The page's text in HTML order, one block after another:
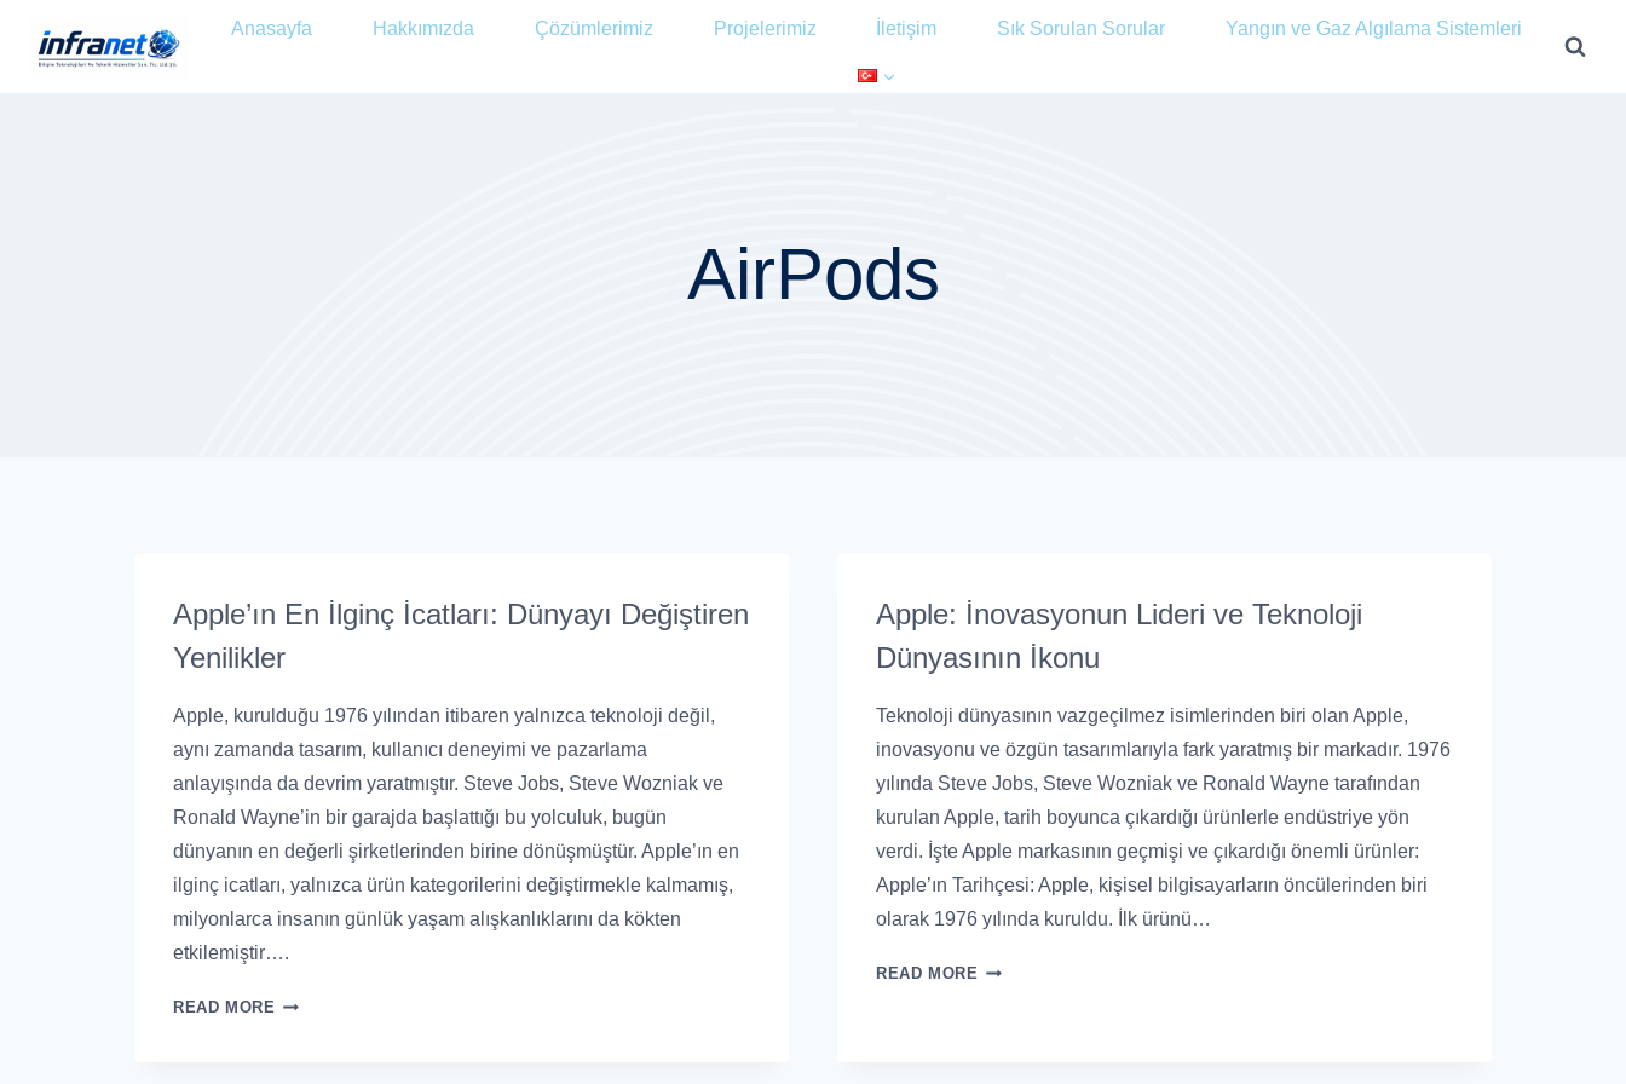
Anasayfa Hakkımızda Çözümlerimiz Projelerimiz İletişim Sık Sorulan Sorular Yangın ve Gaz Algılama Sistemleri
AirPods
Apple’ın En İlginç İcatları: Dünyayı Değiştiren
Yenilikler
Apple, kurulduğu 1976 yılından itibaren yalnızca teknoloji değil,
aynı zamanda tasarım, kullanıcı deneyimi ve pazarlama
anlayışında da devrim yaratmıştır. Steve Jobs, Steve Wozniak ve
Ronald Wayne’in bir garajda başlattığı bu yolculuk, bugün
dünyanın en değerli şirketlerinden birine dönüşmüştür. Apple’ın en
ilginç icatları, yalnızca ürün kategorilerini değiştirmekle kalmamış,
milyonlarca insanın günlük yaşam alışkanlıklarını da kökten
etkilemiştir….
READ MORE
Apple: İnovasyonun Lideri ve Teknoloji
Dünyasının İkonu
Teknoloji dünyasının vazgeçilmez isimlerinden biri olan Apple,
inovasyonu ve özgün tasarımlarıyla fark yaratmış bir markadır. 1976
yılında Steve Jobs, Steve Wozniak ve Ronald Wayne tarafından
kurulan Apple, tarih boyunca çıkardığı ürünlerle endüstriye yön
verdi. İşte Apple markasının geçmişi ve çıkardığı önemli ürünler:
Apple’ın Tarihçesi: Apple, kişisel bilgisayarların öncülerinden biri
olarak 1976 yılında kuruldu. İlk ürünü…
READ MORE